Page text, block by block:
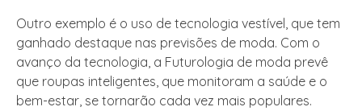
Outro exemplo é o uso de tecnologia vestível, que tem
ganhado destaque nas previsões de moda. Com o
avanço da tecnologia, a Futurologia de moda prevê
que roupas inteligentes, que monitoram a saúde e o
bem-estar, se tornarão cada vez mais populares.